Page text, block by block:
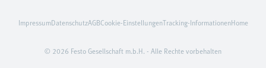
© 2026 Festo Gesellschaft m.b.H. - Alle Rechte vorbehalten
ImpressumDatenschutzAGBCookie-EinstellungenTracking-InformationenHome